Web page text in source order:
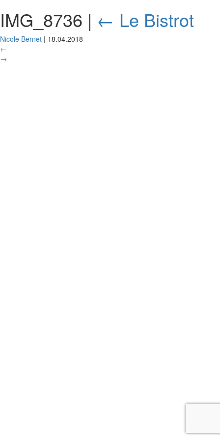
IMG_8736 | ← Le Bistrot
Nicole Bernet | 18.04.2018
←
→